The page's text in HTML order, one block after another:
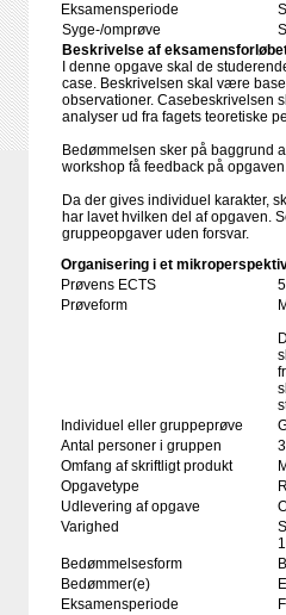
Eksamensperiode
Syge-/omprøve
Beskrivelse af
I denne opgave skal de
case. Beskrivelsen skal være
observationer. Casebeskrivelsen
analyser ud fra fagets teoretiske
Bedømmelsen sker på baggrund
workshop få feedback på
Da der gives individuel karakter,
har lavet hvilken del af opgaven.
gruppeopgaver uden forsvar.
Organisering i et
Prøvens ECTS
5
Prøveform
Individuel eller gruppeprøve
Antal personer i gruppen
Omfang af skriftligt produkt
Opgavetype
Udlevering af opgave
Varighed
Bedømmelsesform
Bedømmer(e)
Eksamensperiode